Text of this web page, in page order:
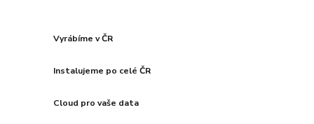
Vyrábíme v ČR
Instalujeme po celé ČR
Cloud pro vaše data